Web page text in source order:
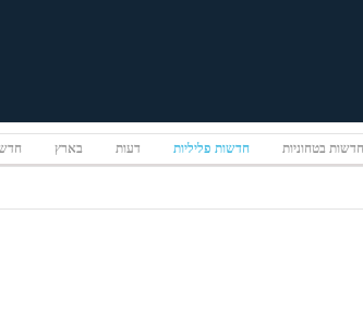
חדשות בטחוניות חדשות פליליות דעות בארץ